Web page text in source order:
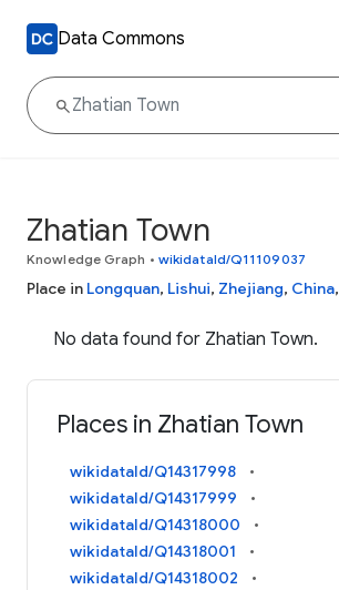
Data Commons
Zhatian Town
Knowledge Graph • wikidataId/Q11109037
Place in Longquan, Lishui, Zhejiang, China,
No data found for Zhatian Town.
Places in Zhatian Town
wikidataId/Q14317998
wikidataId/Q14317999
wikidataId/Q14318000
wikidataId/Q14318001
wikidataId/Q14318002